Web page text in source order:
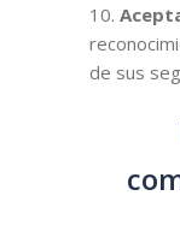
de sus